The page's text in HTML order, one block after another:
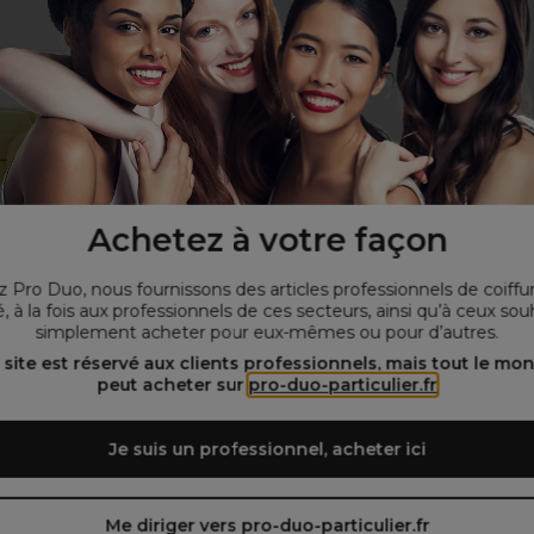
Achetez à votre façon
Pro Duo, nous fournissons des articles professionnels de
à la fois aux professionnels de ces secteurs, ainsi qu’à ceux
simplement acheter pour eux-mêmes ou pour d’autres.
site est réservé aux clients professionnels, mais tout le
peut acheter sur pro-duo-particulier.fr
Je suis un professionnel, acheter ici
Me diriger vers pro-duo-particulier.fr
Hive
de film de cire
Peaux
5x50g
au panier